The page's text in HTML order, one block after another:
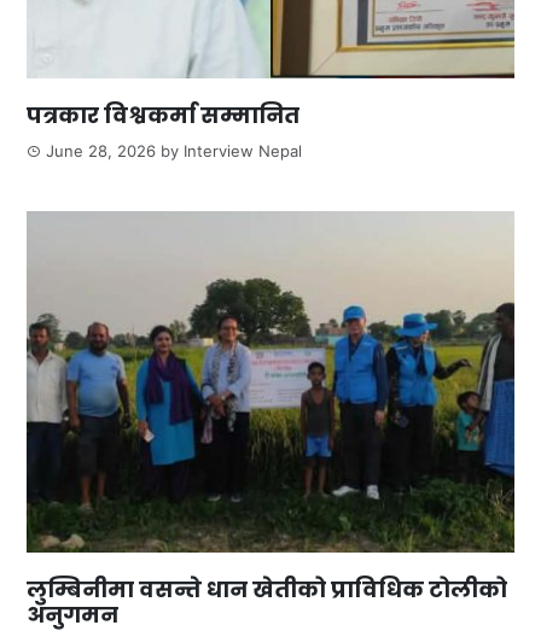
पत्रकार विश्वकर्मा सम्मानित
June 28, 2026 by Interview Nepal
लुम्बिनीमा वसन्ते धान खेतीको प्राविधिक टोलीको
अनुगमन